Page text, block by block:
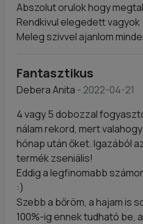
Abszolut orulok hogy
Rendkivul elegedett vagyok
Meleg szivvel ajanlom
Fantasztikus
Debera Anita - 2022-04-21
4 vagy 5 dobozzal
nálam rekord, mert
hónap után őket. Igazából
termék zseniális!
Eddig a legfinomabb
:)
Szebb a bőröm, a hajam is
100%-ig ennek tudható be,